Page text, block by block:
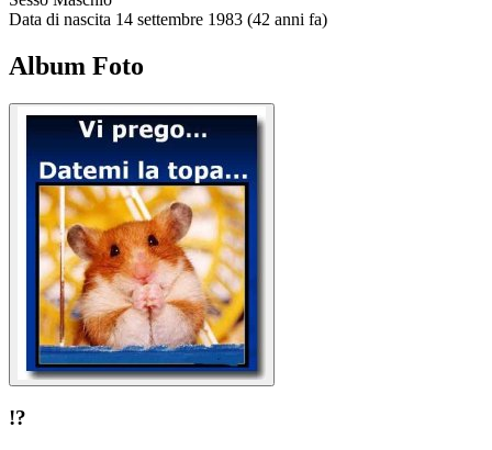
Data di nascita 14 settembre 1983 (42 anni fa)
Album Foto
!?